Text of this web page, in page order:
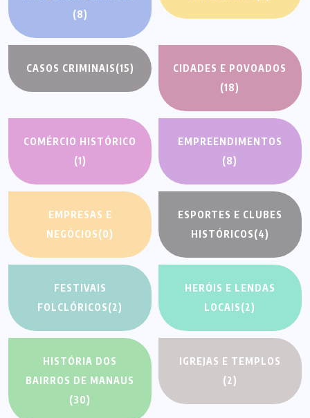
(8)
CASOS CRIMINAIS(15)
CIDADES E POVOADOS
(18)
COMÉRCIO HISTÓRICO
(1)
EMPREENDIMENTOS
(8)
EMPRESAS E
NEGÓCIOS(0)
ESPORTES E CLUBES
HISTÓRICOS(4)
FESTIVAIS
FOLCLÓRICOS(2)
HERÓIS E LENDAS
LOCAIS(2)
HISTÓRIA DOS
BAIRROS DE MANAUS
(30)
IGREJAS E TEMPLOS
(2)